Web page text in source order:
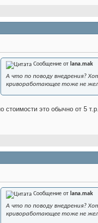
Сообщение от lana.mak
А что по поводу внедрения?
кривоработающее тоже не
стоимости это обычно от 5
Сообщение от lana.mak
А что по поводу внедрения?
кривоработающее тоже не